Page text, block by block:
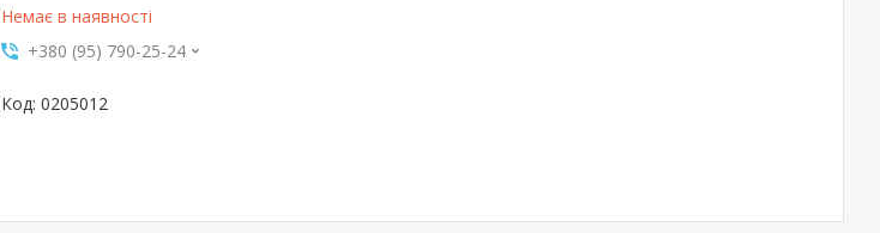
Немає в наявності
+380 (95) 790-25-24
0205012